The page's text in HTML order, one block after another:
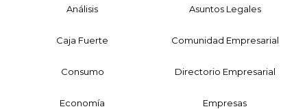
Análisis Asuntos Legales
Caja Fuerte Comunidad Empresarial
Consumo Directorio Empresarial
Economía Empresas